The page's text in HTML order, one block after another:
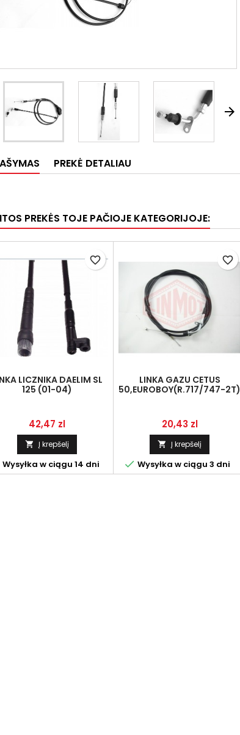

PREKĖ DETALIAU
PREKĖS TOJE PAČIOJE KATEGORIJOJE:
LICZNIKA DAELIM SL
125 (01-04)
Kaina
42,47 zl
 Į krepšelį
Wysyłka w ciągu 14 dni
favorite_border
LINKA GAZU CETUS
50,EUROBOY(R.717/747-2T)
Kaina
20,43 zl
 Į krepšelį
 Wysyłka w ciągu 3 dni
favorite_border